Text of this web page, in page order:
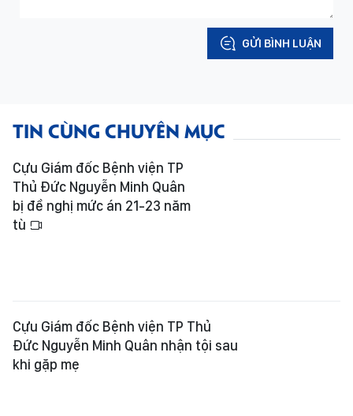
GỬI BÌNH LUẬN
TIN CÙNG CHUYÊN MỤC
Cựu Giám đốc Bệnh viện TP
Thủ Đức Nguyễn Minh Quân
bị đề nghị mức án 21-23 năm
tù
Cựu Giám đốc Bệnh viện TP Thủ
Đức Nguyễn Minh Quân nhận tội sau
khi gặp mẹ